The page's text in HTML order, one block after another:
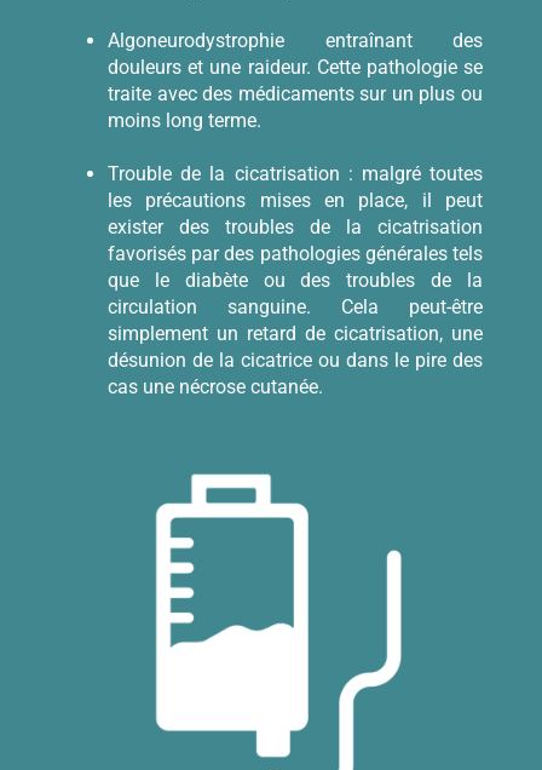
Algoneurodystrophie entraînant des
douleurs et une raideur. Cette pathologie se
traite avec des médicaments sur un plus ou
moins long terme.
Trouble de la cicatrisation : malgré toutes
les précautions mises en place, il peut
exister des troubles de la cicatrisation
favorisés par des pathologies générales tels
que le diabète ou des troubles de la
circulation sanguine. Cela peut-être
simplement un retard de cicatrisation, une
désunion de la cicatrice ou dans le pire des
cas une nécrose cutanée.